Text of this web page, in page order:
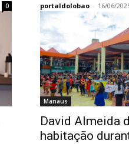
0 portaldolobao - 16/06/
Manaus
David Almeida
habitação